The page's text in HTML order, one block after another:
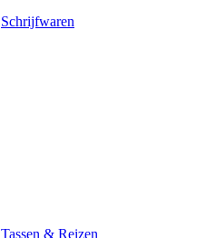
Schrijfwaren
Tassen & Reizen